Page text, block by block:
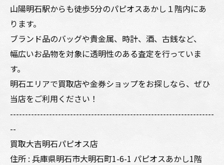
山陽明石駅からも徒歩5分のパピオスあかし１階内にあ
ります。
ブランド品のバッグや貴金属、時計、酒、古銭など、
幅広いお品物を対象に透明性のある査定を行っていま
す。
明石エリアで買取店や金券ショップをお探しなら、ぜひ
当店をご利用ください！
--------------------------------------------------------------------
--
買取大吉明石パピオス店
住所 : 兵庫県明石市大明石町1-6-1 パピオスあかし1階